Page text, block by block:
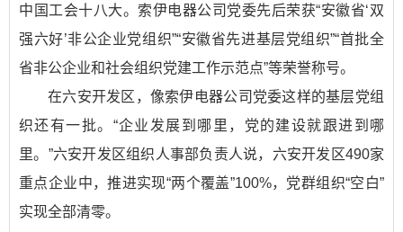
中国工会十八大。索伊电器公司党委先后荣获“安徽省‘双
强六好’非公企业党组织”“安徽省先进基层党组织”“首批全
省非公企业和社会组织党建工作示范点”等荣誉称号。
在六安开发区，像索伊电器公司党委这样的基层党组
织还有一批。“企业发展到哪里，党的建设就跟进到哪
里。”六安开发区组织人事部负责人说，六安开发区490家
重点企业中，推进实现“两个覆盖”100%，党群组织“空白”
实现全部清零。